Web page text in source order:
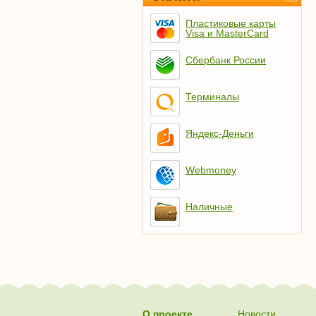
Пластиковые карты
Visa и MasterCard
Сбербанк России
Терминалы
Яндекс-Деньги
Webmoney
Наличные